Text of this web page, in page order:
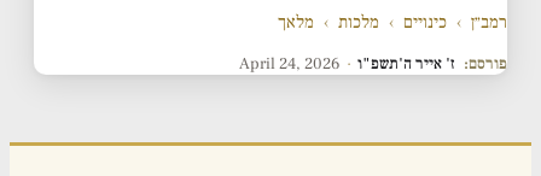
רמב״ן › כינויים › מלכות › מלאך
פורסם: ז' אייר ה'תשפ"ו ·
April 24, 2026